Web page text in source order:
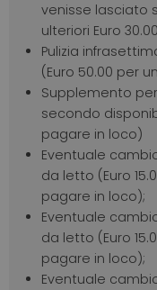
venisse lasciato
ulteriori Euro
Pulizia
(Euro 50.00 per
Supplemento
secondo
pagare in loco)
Eventuale
da letto (Euro
pagare in loco);
Eventuale
da letto (Euro
pagare in loco);
Eventuale